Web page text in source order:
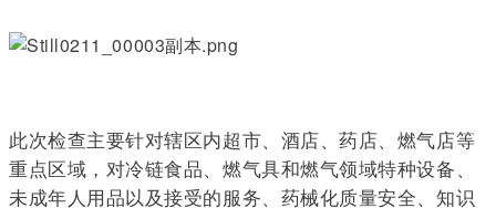
此次检查主要针对辖区内超市、酒店、药店、燃气店等
重点区域，对冷链食品、燃气具和燃气领域特种设备、
未成年人用品以及接受的服务、药械化质量安全、知识